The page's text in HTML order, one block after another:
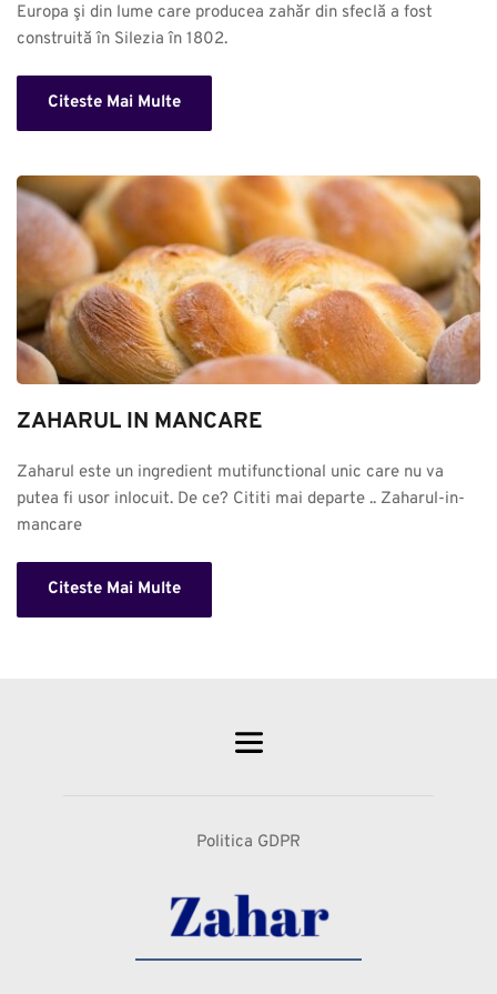
Europa şi din lume care producea zahăr din sfeclă a fost
construită în Silezia în 1802.
Citeste Mai Multe
ZAHARUL IN MANCARE
Zaharul este un ingredient mutifunctional unic care nu va
putea fi usor inlocuit. De ce? Cititi mai departe .. Zaharul-in-
mancare
Citeste Mai Multe
Politica GDPR